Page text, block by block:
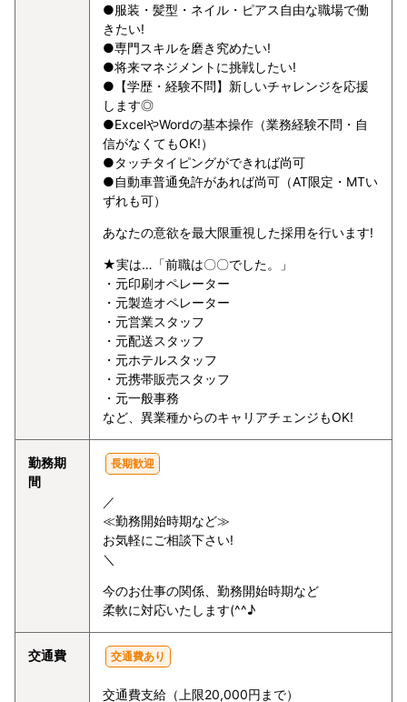
●服装・髪型・ネイル・ピアス自由な職場で働
きたい!
●専門スキルを磨き究めたい!
●将来マネジメントに挑戦したい!
●【学歴・経験不問】新しいチャレンジを応援
します◎
●ExcelやWordの基本操作（業務経験不問・自
信がなくてもOK!）
●タッチタイピングができれば尚可
●自動車普通免許があれば尚可（AT限定・MTい
ずれも可）
あなたの意欲を最大限重視した採用を行います!
★実は…「前職は〇〇でした。」
・元印刷オペレーター
・元製造オペレーター
・元営業スタッフ
・元配送スタッフ
・元ホテルスタッフ
・元携帯販売スタッフ
・元一般事務
など、異業種からのキャリアチェンジもOK!
勤務期
間
長期歓迎
／
≪勤務開始時期など≫
お気軽にご相談下さい!
＼
今のお仕事の関係、勤務開始時期など
柔軟に対応いたします(^^♪
交通費 交通費あり
交通費支給（上限20,000円まで）